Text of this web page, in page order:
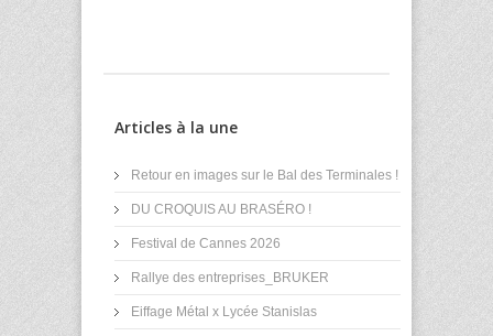
Articles à la une
Retour en images sur le Bal des Terminales !
DU CROQUIS AU BRASÉRO !
Festival de Cannes 2026
Rallye des entreprises_BRUKER
Eiffage Métal x Lycée Stanislas